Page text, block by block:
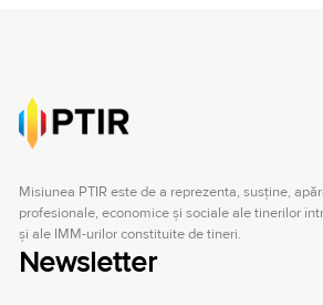
Misiunea PTIR este de a reprezenta, susţine,
profesionale, economice şi sociale ale tinerilor
şi ale IMM-urilor constituite de tineri.
Newsletter